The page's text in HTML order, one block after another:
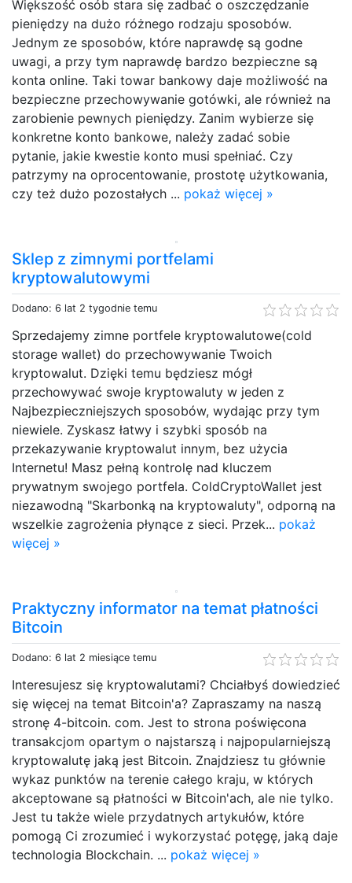
Większość osób stara się zadbać o oszczędzanie
pieniędzy na dużo różnego rodzaju sposobów.
Jednym ze sposobów, które naprawdę są godne
uwagi, a przy tym naprawdę bardzo bezpieczne są
konta online. Taki towar bankowy daje możliwość na
bezpieczne przechowywanie gotówki, ale również na
zarobienie pewnych pieniędzy. Zanim wybierze się
konkretne konto bankowe, należy zadać sobie
pytanie, jakie kwestie konto musi spełniać. Czy
patrzymy na oprocentowanie, prostotę użytkowania,
czy też dużo pozostałych ... pokaż więcej »
Sklep z zimnymi portfelami
kryptowalutowymi
Dodano: 6 lat 2 tygodnie temu
Sprzedajemy zimne portfele kryptowalutowe(cold
storage wallet) do przechowywanie Twoich
kryptowalut. Dzięki temu będziesz mógł
przechowywać swoje kryptowaluty w jeden z
Najbezpieczniejszych sposobów, wydając przy tym
niewiele. Zyskasz łatwy i szybki sposób na
przekazywanie kryptowalut innym, bez użycia
Internetu! Masz pełną kontrolę nad kluczem
prywatnym swojego portfela. ColdCryptoWallet jest
niezawodną "Skarbonką na kryptowaluty", odporną na
wszelkie zagrożenia płynące z sieci. Przek... pokaż
więcej »
Praktyczny informator na temat płatności
Bitcoin
Dodano: 6 lat 2 miesiące temu
Interesujesz się kryptowalutami? Chciałbyś dowiedzieć
się więcej na temat Bitcoin'a? Zapraszamy na naszą
stronę 4-bitcoin. com. Jest to strona poświęcona
transakcjom opartym o najstarszą i najpopularniejszą
kryptowalutę jaką jest Bitcoin. Znajdziesz tu głównie
wykaz punktów na terenie całego kraju, w których
akceptowane są płatności w Bitcoin'ach, ale nie tylko.
Jest tu także wiele przydatnych artykułów, które
pomogą Ci zrozumieć i wykorzystać potęgę, jaką daje
technologia Blockchain. ... pokaż więcej »